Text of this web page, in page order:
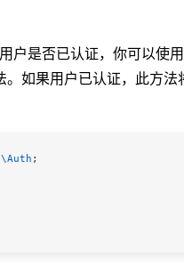
户是否已认证，你可以使用
。如果用户已认证，此方法
Auth ;